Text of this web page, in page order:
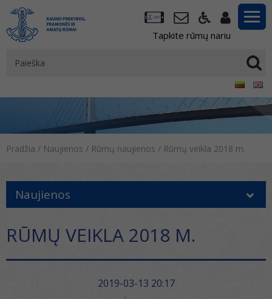
Tapkite rūmų nariu
Pradžia / Naujienos / Rūmų naujienos / Rūmų veikla 2018 m.
Naujienos
RŪMŲ VEIKLA 2018 M.
2019-03-13 20:17